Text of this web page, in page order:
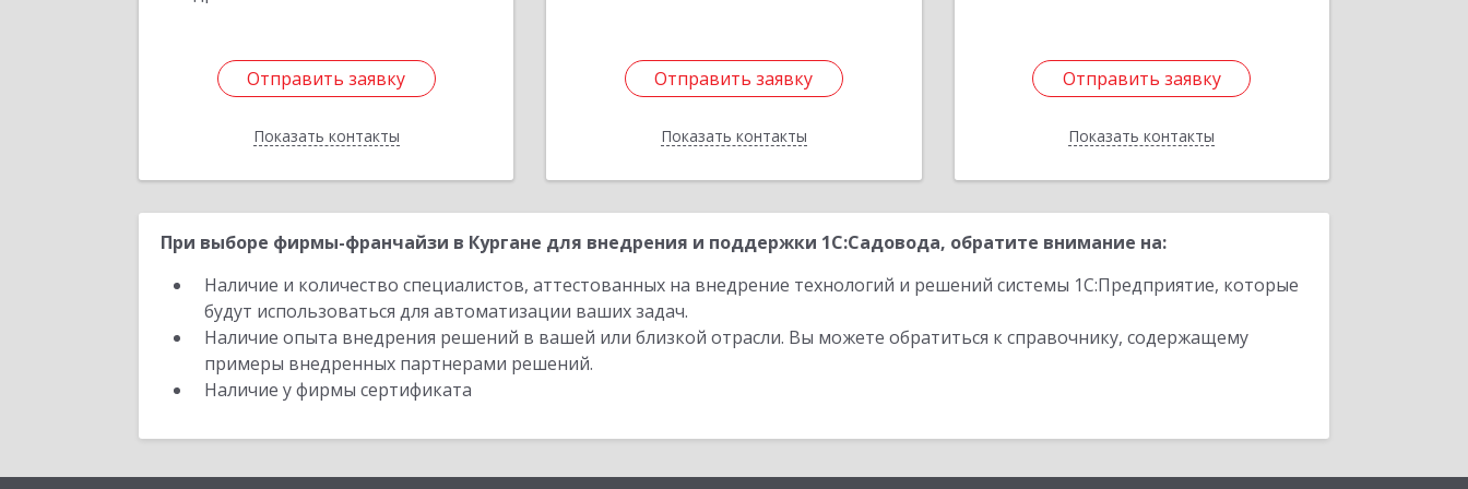
Отправить заявку
Показать контакты
Отправить заявку
Назад
Отправить заявку
Показать контакты
Отправить заявку
Назад
Отправить заявку
Показать контакты
Отправить заявку
Назад
При выборе фирмы-франчайзи в Кургане для внедрения и поддержки 1С:Садовода, обратите внимание на:
Наличие и количество специалистов, аттестованных на внедрение технологий и решений системы 1С:Предприятие, которые
будут использоваться для автоматизации ваших задач.
Наличие опыта внедрения решений в вашей или близкой отрасли. Вы можете обратиться к справочнику, содержащему
примеры внедренных партнерами решений.
Наличие у фирмы сертификата